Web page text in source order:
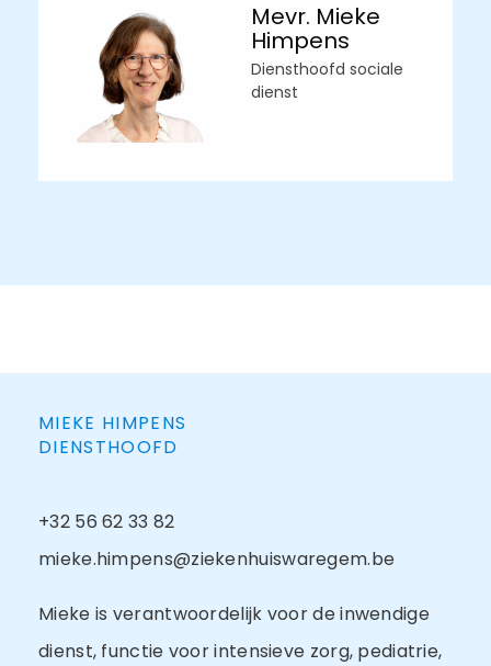
Mevr. Mieke
Himpens
Diensthoofd sociale
dienst
MIEKE HIMPENS
DIENSTHOOFD
+32 56 62 33 82
mieke.himpens@ziekenhuiswaregem.be
Mieke is verantwoordelijk voor de inwendige
dienst, functie voor intensieve zorg, pediatrie,